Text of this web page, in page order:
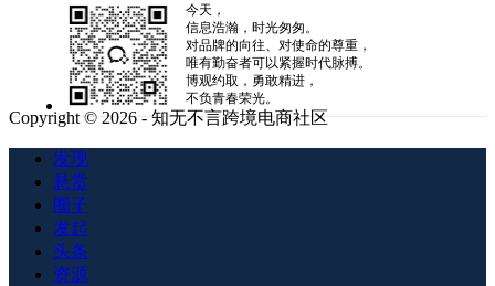
今天，
信息浩瀚，时光匆匆。
对品牌的向往、对使命的尊重，
唯有勤奋者可以紧握时代脉搏。
博观约取，勇敢精进，
不负青春荣光。
Copyright © 2026 - 知无不言跨境电商社区
发现
悬赏
圈子
发起
头条
资源